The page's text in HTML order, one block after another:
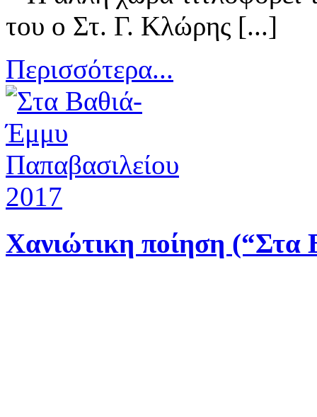
του ο Στ. Γ. Κλώρης [...]
Περισσότερα...
Χανιώτικη ποίηση